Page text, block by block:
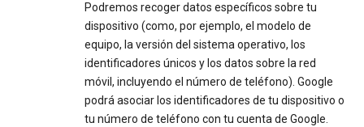
Podremos recoger datos específicos sobre tu
dispositivo (como, por ejemplo, el modelo de
equipo, la versión del sistema operativo, los
identificadores únicos y los datos sobre la red
móvil, incluyendo el número de teléfono). Google
podrá asociar los identificadores de tu dispositivo o
tu número de teléfono con tu cuenta de Google.